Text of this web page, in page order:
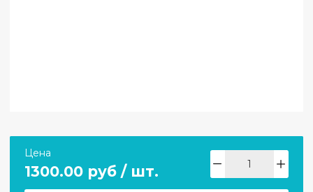
Цена
1300.00 руб / шт.